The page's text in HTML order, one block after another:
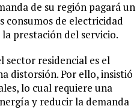
de su región pagará un
consumos de electricidad
prestación del servicio.
sector residencial es el
distorsión. Por ello, insistió
lo cual requiere una
y reducir la demanda